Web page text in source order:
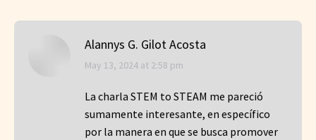
Alannys G. Gilot Acosta
says:
May 13, 2024 at 2:58 pm
La charla STEM to STEAM me pareció
sumamente interesante, en específico
por la manera en que se busca promover